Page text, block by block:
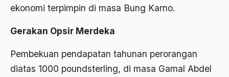
ekonomi terpimpin di masa Bung Karno.
Gerakan Opsir Merdeka
Pembekuan pendapatan tahunan perorangan
diatas 1000 poundsterling, di masa Gamal Abdel
1971
Agama Asli Indonesia
Agama dan Negara
Agama dan negaraa
Agama dan Pemerintah